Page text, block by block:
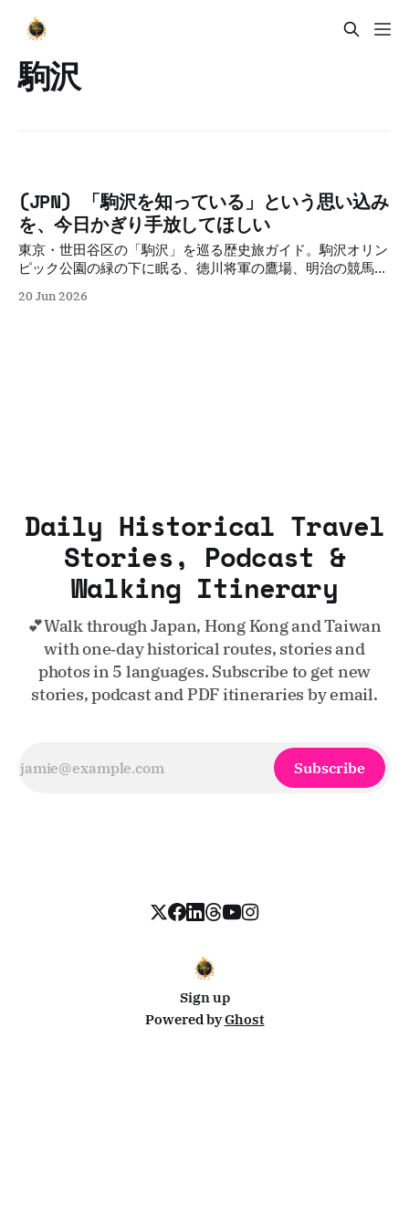
駒沢
(JPN) 「駒沢を知っている」という思い込み
を、今日かぎり手放してほしい
東京・世田谷区の「駒沢」を巡る歴史旅ガイド。駒沢オリン
ピック公園の緑の下に眠る、徳川将軍の鷹場、明治の競馬
の歴史を、5つの物語とともに紐解くディープな散歩案内で
20 Jun 2026
Daily Historical Travel
Stories, Podcast &
Walking Itinerary
💕Walk through Japan, Hong Kong and Taiwan
with one‑day historical routes, stories and
photos in 5 languages. Subscribe to get new
stories, podcast and PDF itineraries by email.
Subscribe
Sign up
Powered byGhost